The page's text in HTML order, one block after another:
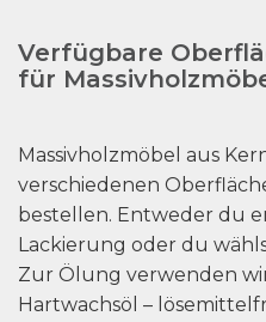
Verfügbare
für
Massivholzmöbel aus
verschiedenen
bestellen. Entweder du
Lackierung oder du
Zur Ölung verwenden
Hartwachsöl –